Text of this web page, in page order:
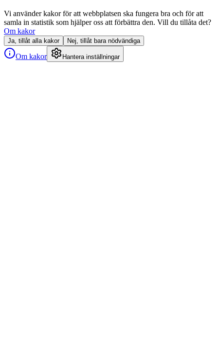
Vi använder kakor för att webbplatsen ska fungera bra och för att
samla in statistik som hjälper oss att förbättra den. Vill du tillåta det?
Om kakor
Ja, tillåt alla kakor Nej, tillåt bara nödvändiga
Om kakor Hantera inställningar